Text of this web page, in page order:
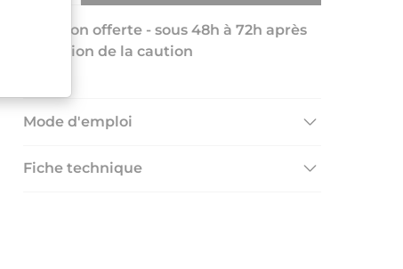
Livraison offerte - sous 48h à 72h après
réception de la caution
Mode d'emploi
Fiche technique